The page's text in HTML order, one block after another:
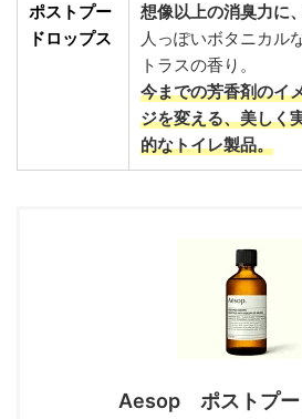
ポストプー
ドロップス
想像以上の消臭力に、
人っぽいボタニカル
トラスの香り。
今までの芳香剤のイ
ジを変える、美しく
的なトイレ製品。
Aesop ポストプー